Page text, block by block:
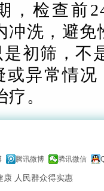
，检查前
冲洗，避免
是初筛，不
或异常情
。
腾讯微博 腾讯微信
康 人民群众得实惠